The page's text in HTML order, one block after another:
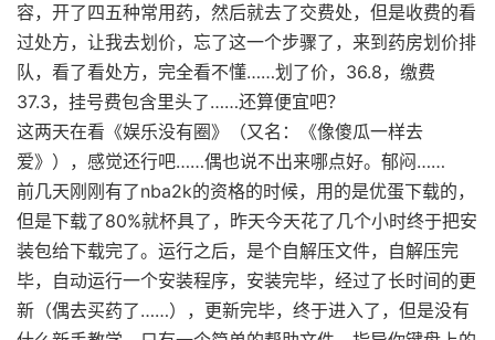
容，开了四五种常用药，然后就去了交费处，但是收费的看
过处方，让我去划价，忘了这一个步骤了，来到药房划价排
队，看了看处方，完全看不懂……划了价，36.8，缴费
37.3，挂号费包含里头了……还算便宜吧？
这两天在看《娱乐没有圈》（又名：《像傻瓜一样去
爱》），感觉还行吧……偶也说不出来哪点好。郁闷……
前几天刚刚有了nba2k的资格的时候，用的是优蛋下载的，
但是下载了80%就杯具了，昨天今天花了几个小时终于把安
装包给下载完了。运行之后，是个自解压文件，自解压完
毕，自动运行一个安装程序，安装完毕，经过了长时间的更
新（偶去买药了……），更新完毕，终于进入了，但是没有